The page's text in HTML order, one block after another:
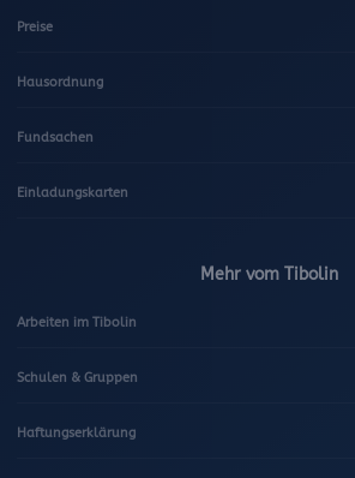
Preise
Hausordnung
Fundsachen
Einladungskarten
Mehr vom Tibolin
Arbeiten im Tibolin
Schulen & Gruppen
Haftungserklärung